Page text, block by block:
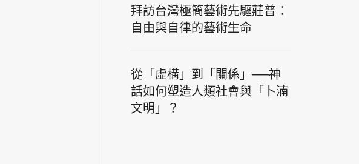
拜訪台灣極簡藝術先驅莊普：
自由與自律的藝術生命
從「虛構」到「關係」──神
話如何塑造人類社會與「卜湳
文明」？